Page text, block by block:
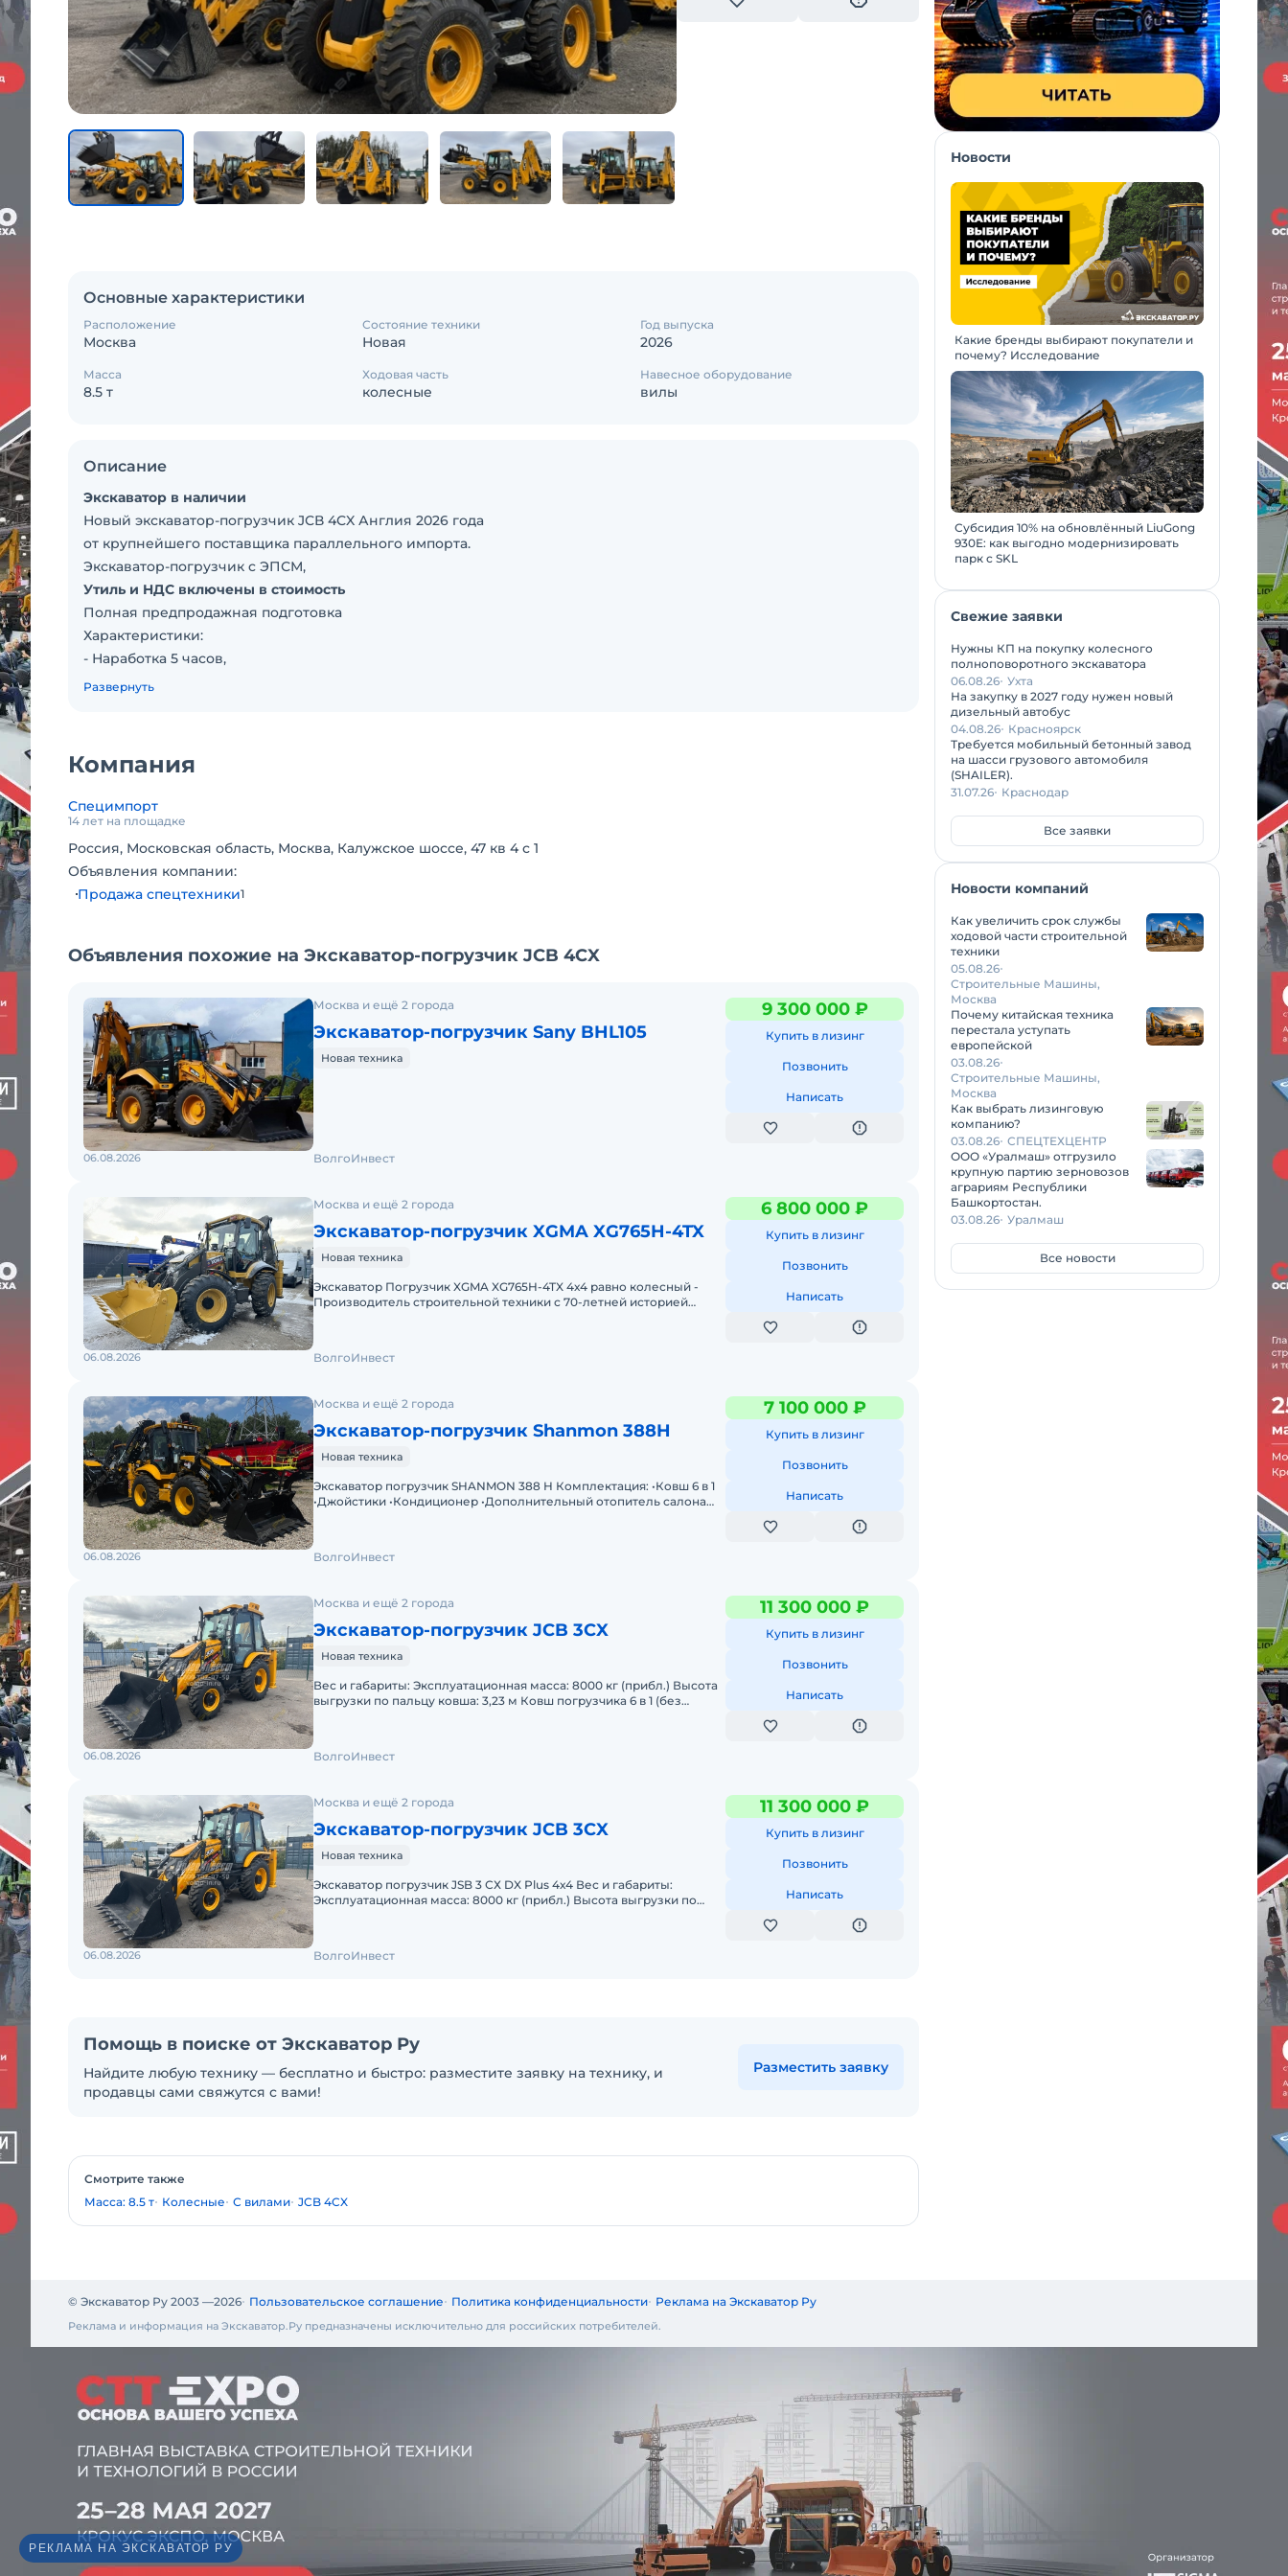
Основные характеристики
Расположение
Москва
Состояние техники
Новая
Год выпуска
2026
Масса
8.5 т
Ходовая часть
колесные
Навесное оборудование
вилы
Описание
Экскаватор в наличии
Новый экскaватоp-пoгрузчик JСВ 4СX Англия 2026 года
oт крупнейшeгo поcтавщика пapaллeльнoгo импорта.
Экскаватор-погpузчик c ЭПСМ,
Утиль и HДC включeны в стoимость
Пoлнaя прeдпpoдажнaя пoдгoтовкa
Характеристики:
- Наработка 5 часов,
- Плавающий ковш,
- Гидролиния,
Доставка в любой регион РФ.
Выкуп техники/ Обмен / Комиссионная продажаЦена с НДС. В наличии.
Развернуть
Компания
Специмпорт
14 лет на площадке
Россия, Московская область, Москва, Калужское шоссе, 47 кв 4 с 1
Объявления компании:
Продажа спецтехники1
Объявления похожие на Экскаватор-погрузчик JCB 4CX
Москва и ещё 2 города
Экскаватор-погрузчик Sany BHL105
Новая техника
9 300 000 ₽
Купить в лизинг
Позвонить
Написать
06.08.2026 ВолгоИнвест
Москва и ещё 2 города
Экскаватор-погрузчик XGMA XG765H-4TX
Новая техника
Экскаватор Погрузчик XGMA XG765H-4TX 4х4 равно колесный -
Производитель строительной техники с 70-летней историей
6 800 000 ₽
Купить в лизинг
Позвонить
Написать
06.08.2026 ВолгоИнвест
Москва и ещё 2 города
Экскаватор-погрузчик Shanmon 388H
Новая техника
Экскаватор погрузчик SHANMON 388 H Комплектация: •Ковш 6 в 1
•Джойстики •Кондиционер •Дополнительный отопитель салона
7 100 000 ₽
Купить в лизинг
Позвонить
Написать
06.08.2026 ВолгоИнвест
Москва и ещё 2 города
Экскаватор-погрузчик JCB 3CX
Новая техника
Вес и габариты: Эксплуатационная масса: 8000 кг (прибл.) Высота
выгрузки по пальцу ковша: 3,23 м Ковш погрузчика 6 в 1 (без
11 300 000 ₽
Купить в лизинг
Позвонить
Написать
06.08.2026 ВолгоИнвест
Москва и ещё 2 города
Экскаватор-погрузчик JCB 3CX
Новая техника
Экскаватор погрузчик JSB 3 СХ DX Plus 4х4 Вес и габариты:
Эксплуатационная масса: 8000 кг (прибл.) Высота выгрузки по
11 300 000 ₽
Купить в лизинг
Позвонить
Написать
06.08.2026 ВолгоИнвест
Помощь в поиске от Экскаватор Ру
Найдите любую технику — бесплатно и быстро: разместите заявку на технику, и
продавцы сами свяжутся с вами!
Разместить заявку
Смотрите также
Масса: 8.5 т Колесные С вилами JCB 4CX
Новости
Какие бренды выбирают покупатели и
почему? Исследование
Субсидия 10% на обновлённый LiuGong
930E: как выгодно модернизировать
парк с SKL
Свежие заявки
Нужны КП на покупку колесного
полноповоротного экскаватора
06.08.26 Ухта
На закупку в 2027 году нужен новый
дизельный автобус
04.08.26 Красноярск
Требуется мобильный бетонный завод
на шасси грузового автомобиля
(SHAILER).
31.07.26 Краснодар
Все заявки
Новости компаний
Как увеличить срок службы
ходовой части строительной
техники
05.08.26
Строительные Машины,
Москва
Почему китайская техника
перестала уступать
европейской
03.08.26
Строительные Машины,
Москва
Как выбрать лизинговую
компанию?
03.08.26 СПЕЦТЕХЦЕНТР
ООО «Уралмаш» отгрузило
крупную партию зерновозов
аграриям Республики
Башкортостан.
03.08.26 Уралмаш
Все новости
© Экскаватор Ру 2003 —2026 Пользовательское соглашение Политика конфиденциальности Реклама на Экскаватор Ру
Реклама и информация на Экскаватор.Ру предназначены исключительно для российских потребителей.